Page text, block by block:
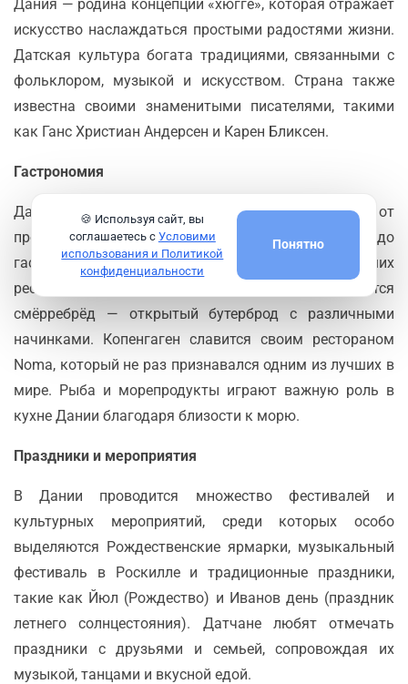
Дания — родина концепции «хюгге», которая отражает
искусство наслаждаться простыми радостями жизни.
Датская культура богата традициями, связанными с
фольклором, музыкой и искусством. Страна также
известна своими знаменитыми писателями, такими
как Ганс Христиан Андерсен и Карен Бликсен.
Гастрономия
Датская кухня предлагает богатый выбор блюд, от
простых и сытных традиционных рецептов до
гастрономических изысков, представленных в лучших
ресторанах. Одним из известных блюд является
смёрребрёд — открытый бутерброд с различными
начинками. Копенгаген славится своим рестораном
Noma, который не раз признавался одним из лучших в
мире. Рыба и морепродукты играют важную роль в
кухне Дании благодаря близости к морю.
Праздники и мероприятия
В Дании проводится множество фестивалей и
культурных мероприятий, среди которых особо
выделяются Рождественские ярмарки, музыкальный
фестиваль в Роскилле и традиционные праздники,
такие как Йюл (Рождество) и Иванов день (праздник
летнего солнцестояния). Датчане любят отмечать
праздники с друзьями и семьей, сопровождая их
музыкой, танцами и вкусной едой.
🍪 Используя сайт, вы
соглашаетесь с Условими
использования и Политикой
конфиденциальности
Понятно